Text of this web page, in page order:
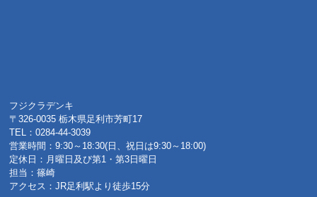
フジクラデンキ
〒326-0035 栃木県足利市芳町17
TEL：0284-44-3039
営業時間：9:30～18:30(日、祝日は9:30～18:00)
定休日：月曜日及び第1・第3日曜日
担当：篠崎
アクセス：JR足利駅より徒歩15分